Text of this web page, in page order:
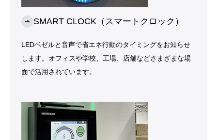
SMART CLOCK（スマートクロック）
LEDベゼルと音声で省エネ行動のタイミングをお知らせ
します。オフィスや学校、工場、店舗などさまざまな場
面で活用されています。